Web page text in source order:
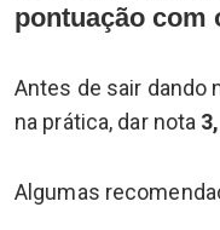
pontuação com
Antes de sair dando
na prática, dar nota
Algumas